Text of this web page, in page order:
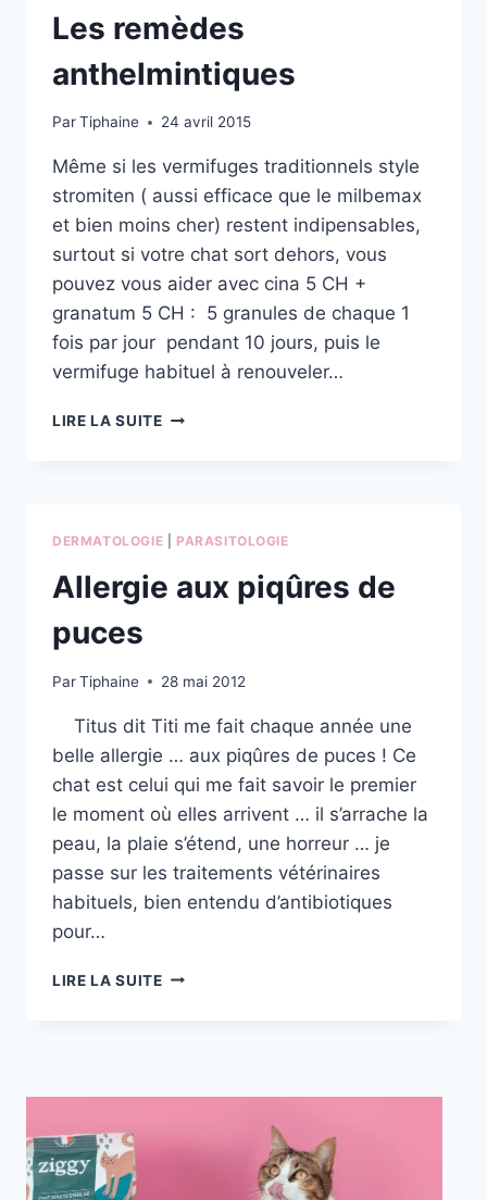
Les remèdes
anthelmintiques
ParTiphaine 24 avril 2015
Même si les vermifuges traditionnels style
stromiten ( aussi efficace que le milbemax
et bien moins cher) restent indipensables,
surtout si votre chat sort dehors, vous
pouvez vous aider avec cina 5 CH +
granatum 5 CH : 5 granules de chaque 1
fois par jour pendant 10 jours, puis le
vermifuge habituel à renouveler…
LIRE LA SUITELES
DERMATOLOGIE PARASITOLOGIE
Allergie aux piqûres de
puces
ParTiphaine 28 mai 2012
Titus dit Titi me fait chaque année une
belle allergie … aux piqûres de puces ! Ce
chat est celui qui me fait savoir le premier
le moment où elles arrivent … il s’arrache la
peau, la plaie s’étend, une horreur … je
passe sur les traitements vétérinaires
habituels, bien entendu d’antibiotiques
pour…
LIRE LA SUITEALLERGIE